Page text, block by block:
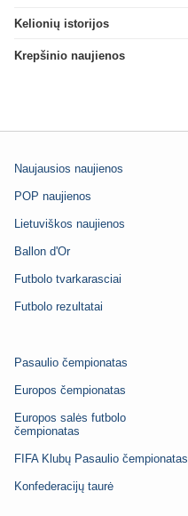
Kelionių istorijos
Krepšinio naujienos
Naujausios naujienos
POP naujienos
Lietuviškos naujienos
Ballon d'Or
Futbolo tvarkarasciai
Futbolo rezultatai
Pasaulio čempionatas
Europos čempionatas
Europos salės futbolo
čempionatas
FIFA Klubų Pasaulio čempionatas
Konfederacijų taurė